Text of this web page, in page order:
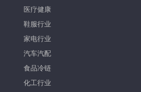
医疗健康
鞋服行业
家电行业
汽车汽配
食品冷链
化工行业